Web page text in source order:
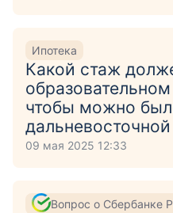
Ипотека
Какой стаж
чтобы можно
09 мая 2025 12:33
Вопрос о Сбербанке